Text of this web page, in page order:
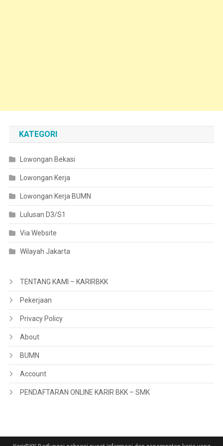
KATEGORI
Lowongan Bekasi
Lowongan Kerja
Lowongan Kerja BUMN
Lulusan D3/S1
Via Website
Wilayah Jakarta
TENTANG KAMI – KARIRBKK
Pekerjaan
Privacy Policy
About
BUMN
Account
PENDAFTARAN ONLINE KARIR BKK – SMK